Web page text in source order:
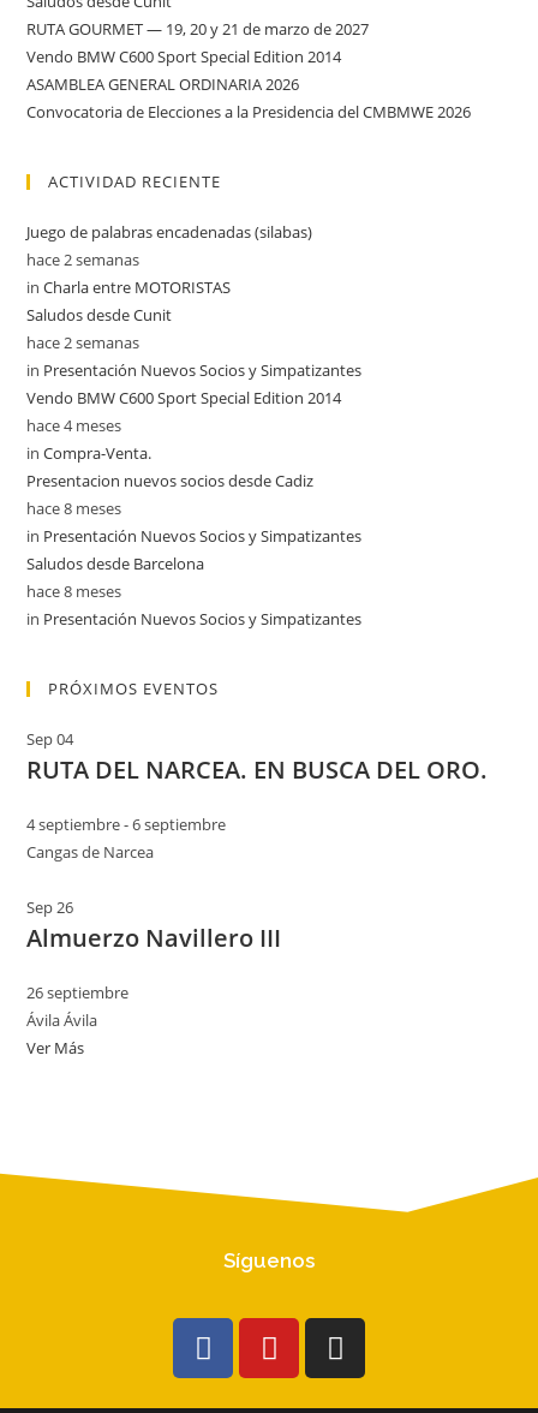
RUTA GOURMET — 19, 20 y 21 de marzo de 2027
Vendo BMW C600 Sport Special Edition 2014
ASAMBLEA GENERAL ORDINARIA 2026
Convocatoria de Elecciones a la Presidencia del CMBMWE 2026
ACTIVIDAD RECIENTE
Juego de palabras encadenadas (silabas)
hace 2 semanas
inCharla entre MOTORISTAS
Saludos desde Cunit
hace 2 semanas
in Presentación Nuevos Socios y Simpatizantes
Vendo BMW C600 Sport Special Edition 2014
hace 4 meses
inCompra-Venta.
Presentacion nuevos socios desde Cadiz
hace 8 meses
in Presentación Nuevos Socios y Simpatizantes
Saludos desde Barcelona
hace 8 meses
in Presentación Nuevos Socios y Simpatizantes
PRÓXIMOS EVENTOS
Sep04
RUTA DEL NARCEA. EN BUSCA DEL ORO.
4 septiembre-6 septiembre
Cangas de Narcea
Sep26
Almuerzo Navillero III
26 septiembre
ÁvilaÁvila
Ver Más
Síguenos